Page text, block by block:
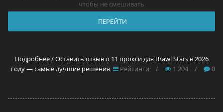
чтобы не смешивать
ПЕРЕЙТИ
Подробнее / Оставить отзыв о 11 прокси для Brawl Stars в 2026
году — самые лучшие решения
Рейтинги / 1 204 / 0